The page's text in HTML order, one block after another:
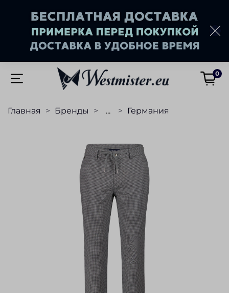
0
Главная Бренды ... Германия